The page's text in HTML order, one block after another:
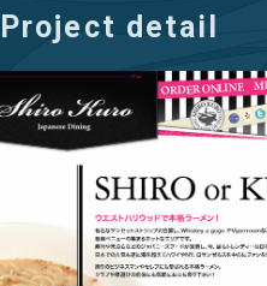
Project detail